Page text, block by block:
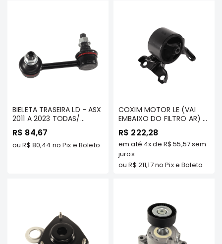
Elétrica
Acessórios
ECLIPSE
Montadoras
Honda
NISSAN
Porsche
BIELETA TRASEIRA LD - ASX
2011 A 2023 TODAS/
LANCER 2.0 GASOLINA
2011/../ / OUTLANDER 2007
A 2024 TODOS MODELOS/
R$ 84,67
ouR$ 80,44 no Pix e Boleto
COXIM MOTOR LE (VAI
EMBAIXO DO FILTRO AR) -
ASX 2.0 16V 4X4 (EXCETO
4X2) /OUTLANDER 3.0/ 2.4
4X4 TDS MODELOS 2007
A 2013 (EXCETO NEW
OUTLANDER) - TENACITY -
R$ 222,28
em até 4xde R$ 55,57sem
juros
ouR$ 211,17no Pix e Boleto